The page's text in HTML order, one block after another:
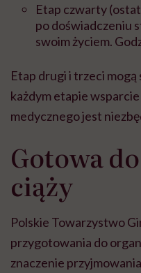
Etap czwarty
po doświadczeniu
swoim życiem.
Etap drugi i trzeci mogą
każdym etapie
medycznego jest
Gotowa
ciąży
Polskie Towarzystwo
przygotowania do
znaczenie przyjmowania